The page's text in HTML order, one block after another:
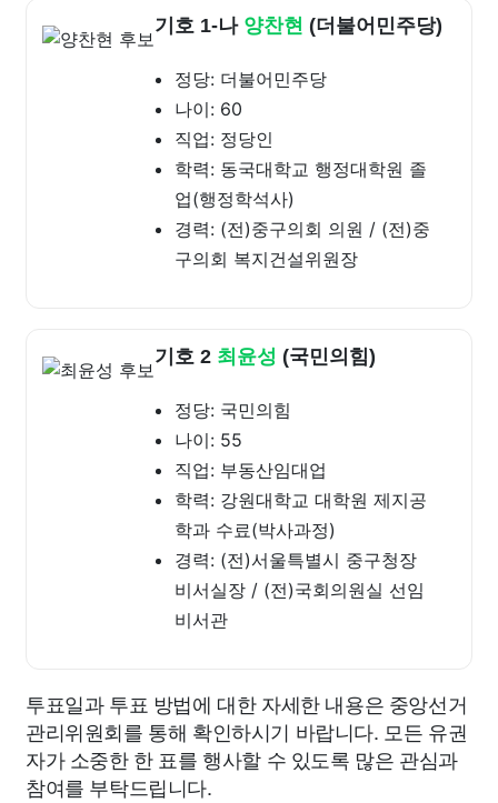
기호 1-나 양찬현 (더불어민주당)
정당: 더불어민주당
나이: 60
직업: 정당인
학력: 동국대학교 행정대학원 졸
업(행정학석사)
경력: (전)중구의회 의원 / (전)중
구의회 복지건설위원장
기호 2 최윤성 (국민의힘)
정당: 국민의힘
나이: 55
직업: 부동산임대업
학력: 강원대학교 대학원 제지공
학과 수료(박사과정)
경력: (전)서울특별시 중구청장
비서실장 / (전)국회의원실 선임
비서관
투표일과 투표 방법에 대한 자세한 내용은 중앙선거
관리위원회를 통해 확인하시기 바랍니다. 모든 유권
자가 소중한 한 표를 행사할 수 있도록 많은 관심과
참여를 부탁드립니다.